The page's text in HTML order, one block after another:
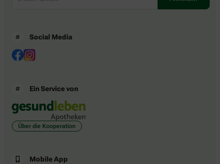
Social Media
Ein Service von
Über die Kooperation
Mobile App